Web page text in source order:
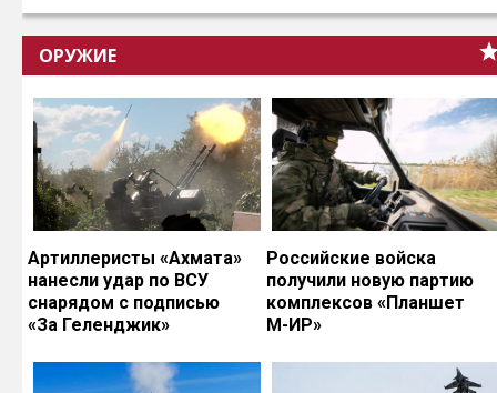
ОРУЖИЕ
Артиллеристы «Ахмата»
нанесли удар по ВСУ
снарядом с подписью
«За Геленджик»
Российские войска
получили новую партию
комплексов «Планшет
М-ИР»